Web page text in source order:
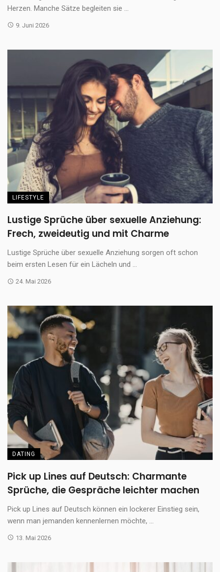
Herzen. Manche Sätze begleiten sie ...
9. Juni 2026
LIFESTYLE
Lustige Sprüche über sexuelle Anziehung:
Frech, zweideutig und mit Charme
Lustige Sprüche über sexuelle Anziehung sorgen oft schon
beim ersten Lesen für ein Lächeln und ...
24. Mai 2026
DATING
Pick up Lines auf Deutsch: Charmante
Sprüche, die Gespräche leichter machen
Pick up Lines auf Deutsch können ein lockerer Einstieg sein,
wenn man jemanden kennenlernen möchte, ...
13. Mai 2026